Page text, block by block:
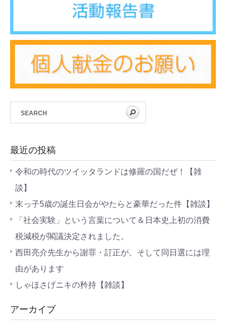
最近の投稿
令和の時代のツイッタランドは修羅の国だぜ！【雑
談】
末っ子5歳の誕生日会がやたらと豪華だった件【雑談】
「社会実験」という言葉について＆日本史上初の消費
税減税が閣議決定されました。
西田亮介先生から謝罪・訂正が。そして同日選には理
由があります
しゃほさげニキの矜持【雑談】
アーカイブ